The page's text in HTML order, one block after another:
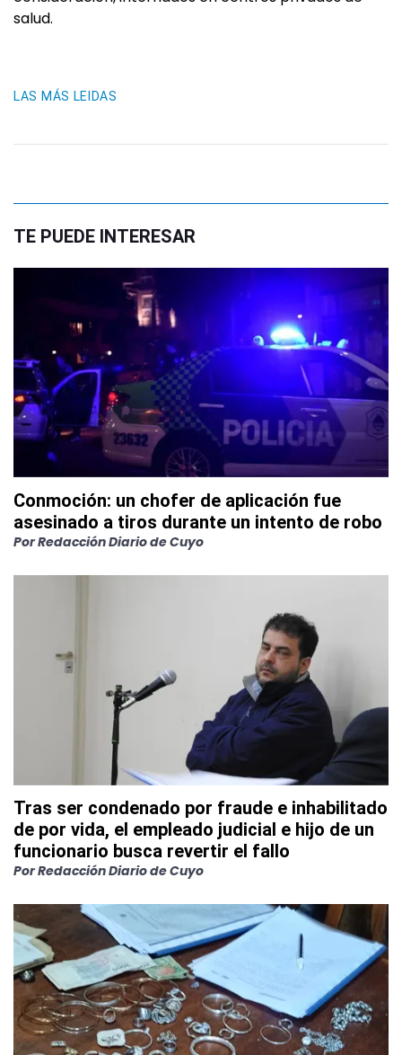
salud.
LAS MÁS LEIDAS
TE PUEDE INTERESAR
Conmoción: un chofer de aplicación fue
asesinado a tiros durante un intento de robo
PorRedacción Diario de Cuyo
Tras ser condenado por fraude e inhabilitado
de por vida, el empleado judicial e hijo de un
funcionario busca revertir el fallo
PorRedacción Diario de Cuyo